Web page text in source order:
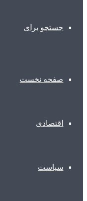
جستجو برای
صفحه نخست
اقتصادی
سیاست